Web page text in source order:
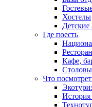
Хостелы
Детские
Где поесть
Кафе,
Что
История